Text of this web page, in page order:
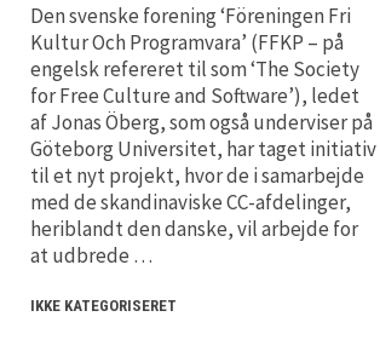
Den svenske forening ‘Föreningen Fri
Kultur Och Programvara’ (FFKP – på
engelsk refereret til som ‘The Society
for Free Culture and Software’), ledet
af Jonas Öberg, som også underviser på
Göteborg Universitet, har taget initiativ
til et nyt projekt, hvor de i samarbejde
med de skandinaviske CC-afdelinger,
heriblandt den danske, vil arbejde for
at udbrede …
IKKE KATEGORISERET